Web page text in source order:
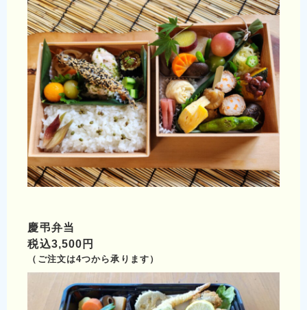
慶弔弁当
税込3,500円
（ご注文は4つから承ります）